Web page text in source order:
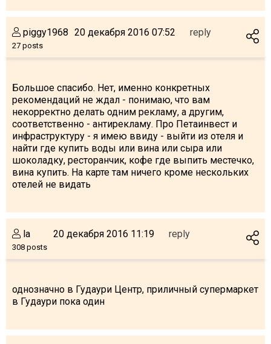
piggy1968
27 posts
20 декабря 2016 07:52 reply
Большое спасибо. Нет, именно конкретных
рекомендаций не ждал - понимаю, что вам
некорректно делать одним рекламу, а другим,
соответственно - антирекламу. Про Петаинвест и
инфраструктуру - я имею ввиду - выйти из отеля и
найти где купить воды или вина или сыра или
шоколадку, ресторанчик, кофе где выпить местечко,
вина купить. На карте там ничего кроме нескольких
отелей не видать
la
308 posts
20 декабря 2016 11:19 reply
однозначно в Гудаури Центр, приличный супермаркет
в Гудаури пока один